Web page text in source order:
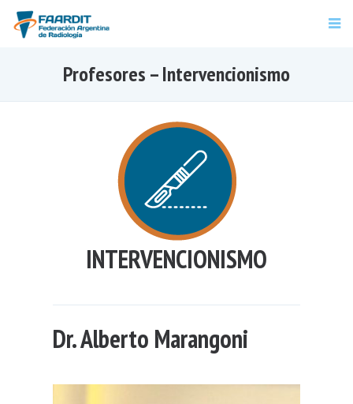
Profesores – Intervencionismo
INTERVENCIONISMO
Dr. Alberto Marangoni